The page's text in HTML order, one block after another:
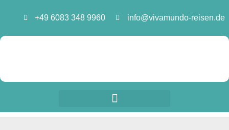
springen
+49 6083 348 9960 info@vivamundo-reisen.de